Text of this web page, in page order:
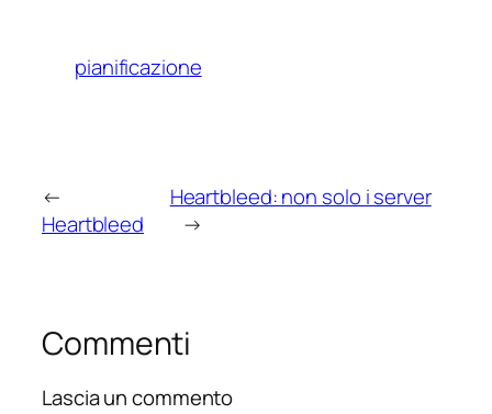
pianificazione
←
Heartbleed
Heartbleed: non solo i server
→
Commenti
Lascia un commento